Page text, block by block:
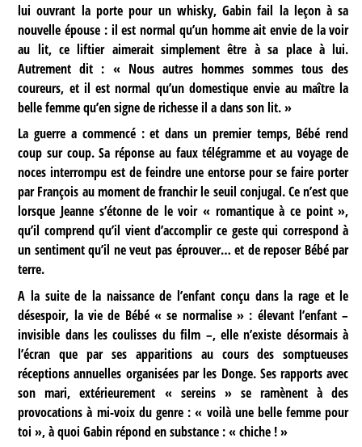
lui ouvrant la porte pour un whisky, Gabin fail la leçon à sa
nouvelle épouse : il est normal qu’un homme ait envie de la voir
au lit, ce liftier aimerait simplement être à sa place à lui.
Autrement dit : « Nous autres hommes sommes tous des
coureurs, et il est normal qu’un domestique envie au maître la
belle femme qu’en signe de richesse il a dans son lit. »
La guerre a commencé : et dans un premier temps, Bébé rend
coup sur coup. Sa réponse au faux télégramme et au voyage de
noces interrompu est de feindre une entorse pour se faire porter
par François au moment de franchir le seuil conjugal. Ce n’est que
lorsque Jeanne s’étonne de le voir « romantique à ce point »,
qu’il comprend qu’il vient d’accomplir ce geste qui correspond à
un sentiment qu’il ne veut pas éprouver… et de reposer Bébé par
terre.
A la suite de la naissance de l’enfant conçu dans la rage et le
désespoir, la vie de Bébé « se normalise » : élevant l’enfant –
invisible dans les coulisses du film –, elle n’existe désormais à
l’écran que par ses apparitions au cours des somptueuses
réceptions annuelles organisées par les Donge. Ses rapports avec
son mari, extérieurement « sereins » se ramènent à des
provocations à mi-voix du genre : « voilà une belle femme pour
toi », à quoi Gabin répond en substance : « chiche ! »